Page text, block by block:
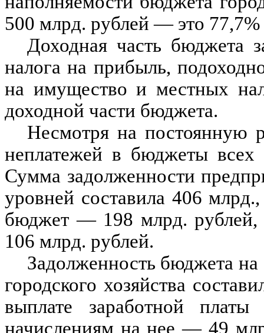
500 млрд. рублей — это 77,7%
Доходная часть бюджета
налога на прибыль,
на имущество и местных
доходной части бюджета.
Несмотря на постоянную
неплатежей в бюджеты всех
Сумма задолженности
уровней составила 406
бюджет — 198 млрд.
106 млрд. рублей.
Задолженность бюджета на
городского хозяйства
выплате заработной
начислениям на нее — 49